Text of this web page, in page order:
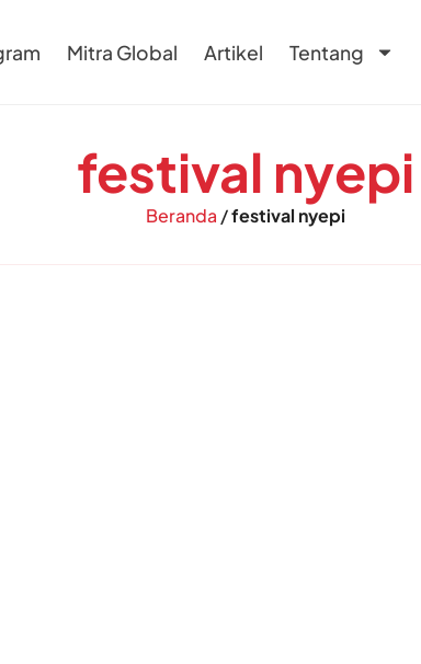
Mitra Global Artikel Tentang
festival nyepi
Beranda /festival nyepi